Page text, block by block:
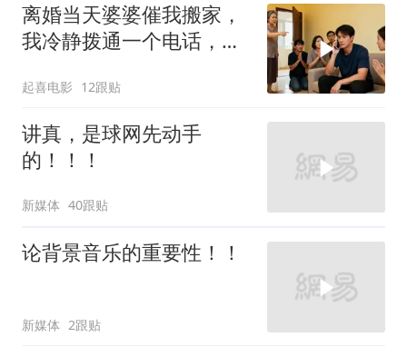
离婚当天婆婆催我搬家，
我冷静拨通一个电话，全
起喜电影 12跟贴
讲真，是球网先动手
的！！！
新媒体 40跟贴
论背景音乐的重要性！！
新媒体 2跟贴